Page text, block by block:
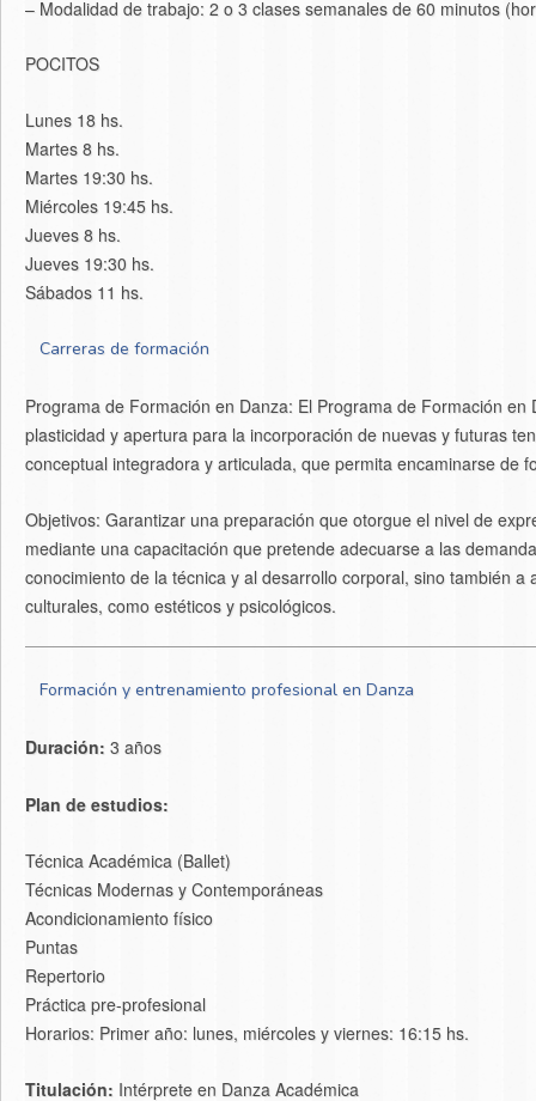
– Modalidad de trabajo: 2 o 3 clases semanales de 60 minutos
POCITOS
Lunes 18 hs.
Martes 8 hs.
Martes 19:30 hs.
Miércoles 19:45 hs.
Jueves 8 hs.
Jueves 19:30 hs.
Sábados 11 hs.
Carreras de formación
Programa de Formación en Danza: El Programa de Formación
plasticidad y apertura para la incorporación de nuevas y futuras
conceptual integradora y articulada, que permita encaminarse de
Objetivos: Garantizar una preparación que otorgue el nivel de
mediante una capacitación que pretende adecuarse a las
conocimiento de la técnica y al desarrollo corporal, sino también
culturales, como estéticos y psicológicos.
Formación y entrenamiento profesional en Danza
Duración: 3 años
Plan de estudios:
Técnica Académica (Ballet)
Técnicas Modernas y Contemporáneas
Acondicionamiento físico
Puntas
Repertorio
Práctica pre-profesional
Horarios: Primer año: lunes, miércoles y viernes: 16:15 hs.
Titulación: Intérprete en Danza Académica